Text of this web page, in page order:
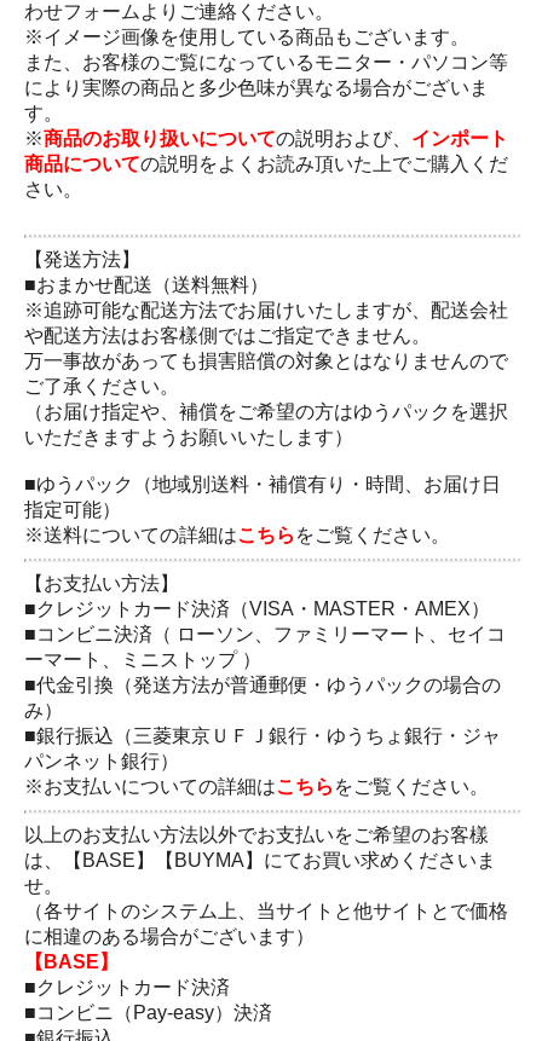
わせフォームよりご連絡ください。
※イメージ画像を使用している商品もございます。
また、お客様のご覧になっているモニター・パソコン等
により実際の商品と多少色味が異なる場合がございま
す。
※商品のお取り扱いについての説明および、 インポート
商品についての説明をよくお読み頂いた上でご購入くだ
さい。
【発送方法】
■おまかせ配送（送料無料）
※追跡可能な配送方法でお届けいたしますが、配送会社
や配送方法はお客樣側ではご指定できません。
万一事故があっても損害賠償の対象とはなりませんので
ご了承ください。
（お届け指定や、補償をご希望の方はゆうパックを選択
いただきますようお願いいたします）
■ゆうパック（地域別送料・補償有り・時間、お届け日
指定可能）
※送料についての詳細はこちら をご覧ください。
【お支払い方法】
■クレジットカード決済（VISA・MASTER・AMEX）
■コンビニ決済（ ローソン、ファミリーマート、セイコ
ーマート、ミニストップ ）
■代金引換（発送方法が普通郵便・ゆうパックの場合の
み）
■銀行振込（三菱東京ＵＦＪ銀行・ゆうちょ銀行・ジャ
パンネット銀行）
※お支払いについての詳細はこちら をご覧ください。
以上のお支払い方法以外でお支払いをご希望のお客樣
は、【BASE】【BUYMA】にてお買い求めくださいま
せ。
（各サイトのシステム上、当サイトと他サイトとで価格
に相違のある場合がございます）
【BASE】
■クレジットカード決済
■コンビニ（Pay-easy）決済